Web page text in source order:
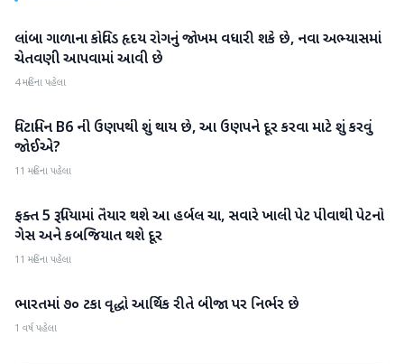
આરોગ્ય
લાંબા ગાળાના કોવિડ હૃદય રોગનું જોખમ વધારી શકે છે, નવા અભ્યાસમાં
ચેતવણી આપવામાં આવી છે
4 મહિના પહેલા
આરોગ્ય
વિટામિન B6 ની ઉણપથી શું થાય છે, આ ઉણપને દૂર કરવા માટે શું કરવું
જોઈએ?
11 મહિના પહેલા
આરોગ્ય
ફક્ત 5 રૂપિયામાં તૈયાર થશે આ હર્બલ ચા, સવારે ખાલી પેટ પીવાથી પેટનો
ગેસ અને કબજિયાત થશે દૂર
11 મહિના પહેલા
આરોગ્ય
ભારતમાં ૭૦ ટકા વૃદ્ધો આર્થિક રીતે બીજા પર નિર્ભર છે
1 વર્ષ પહેલા